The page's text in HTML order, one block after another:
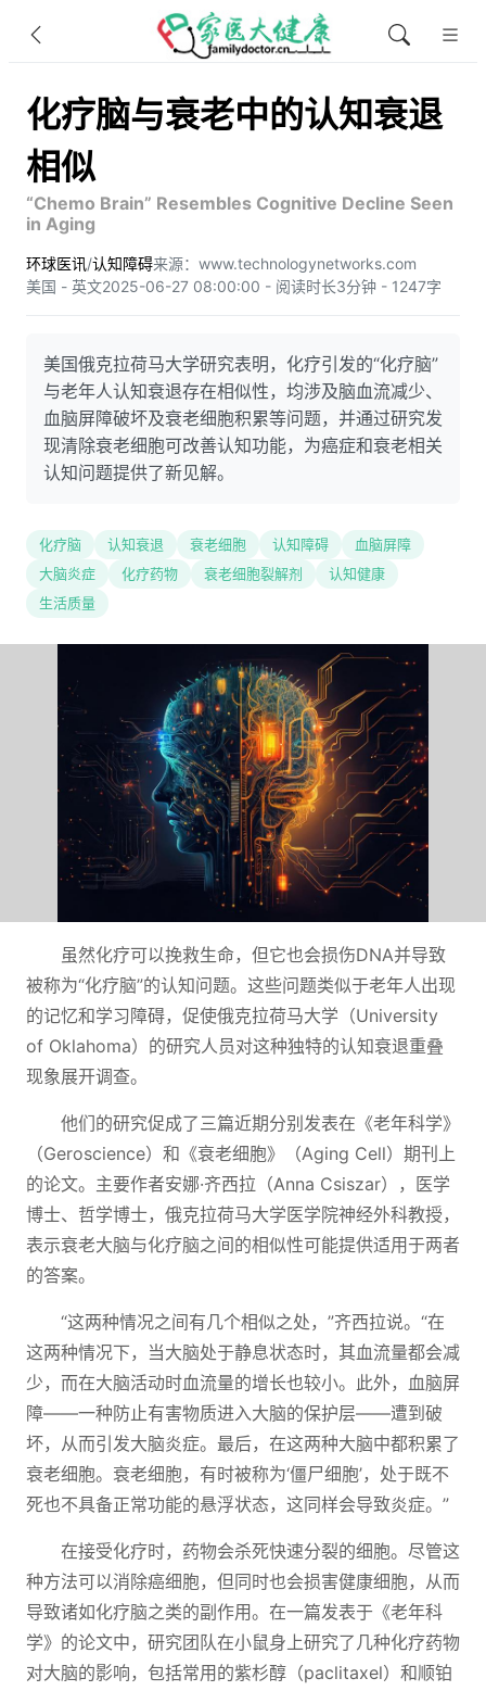
化疗脑与衰老中的认知衰退
相似
“Chemo Brain” Resembles Cognitive Decline Seen
in Aging
环球医讯/认知障碍来源：www.technologynetworks.com
美国 - 英文2025-06-27 08:00:00 - 阅读时长3分钟 - 1247字
美国俄克拉荷马大学研究表明，化疗引发的“化疗脑”
与老年人认知衰退存在相似性，均涉及脑血流减少、
血脑屏障破坏及衰老细胞积累等问题，并通过研究发
现清除衰老细胞可改善认知功能，为癌症和衰老相关
认知问题提供了新见解。
化疗脑 认知衰退 衰老细胞 认知障碍
血脑屏障
大脑炎症
化疗药物 衰老细胞裂解剂
认知健康
生活质量
虽然化疗可以挽救生命，但它也会损伤DNA并导致
被称为“化疗脑”的认知问题。这些问题类似于老年人出现
的记忆和学习障碍，促使俄克拉荷马大学（University
of Oklahoma）的研究人员对这种独特的认知衰退重叠
现象展开调查。
他们的研究促成了三篇近期分别发表在《老年科学》
（Geroscience）和《衰老细胞》（Aging Cell）期刊上
的论文。主要作者安娜·齐西拉（Anna Csiszar），医学
博士、哲学博士，俄克拉荷马大学医学院神经外科教授，
表示衰老大脑与化疗脑之间的相似性可能提供适用于两者
的答案。
“这两种情况之间有几个相似之处，”齐西拉说。“在
这两种情况下，当大脑处于静息状态时，其血流量都会减
少，而在大脑活动时血流量的增长也较小。此外，血脑屏
障——一种防止有害物质进入大脑的保护层——遭到破
坏，从而引发大脑炎症。最后，在这两种大脑中都积累了
衰老细胞。衰老细胞，有时被称为‘僵尸细胞’，处于既不
死也不具备正常功能的悬浮状态，这同样会导致炎症。”
在接受化疗时，药物会杀死快速分裂的细胞。尽管这
种方法可以消除癌细胞，但同时也会损害健康细胞，从而
导致诸如化疗脑之类的副作用。在一篇发表于《老年科
学》的论文中，研究团队在小鼠身上研究了几种化疗药物
对大脑的影响，包括常用的紫杉醇（paclitaxel）和顺铂